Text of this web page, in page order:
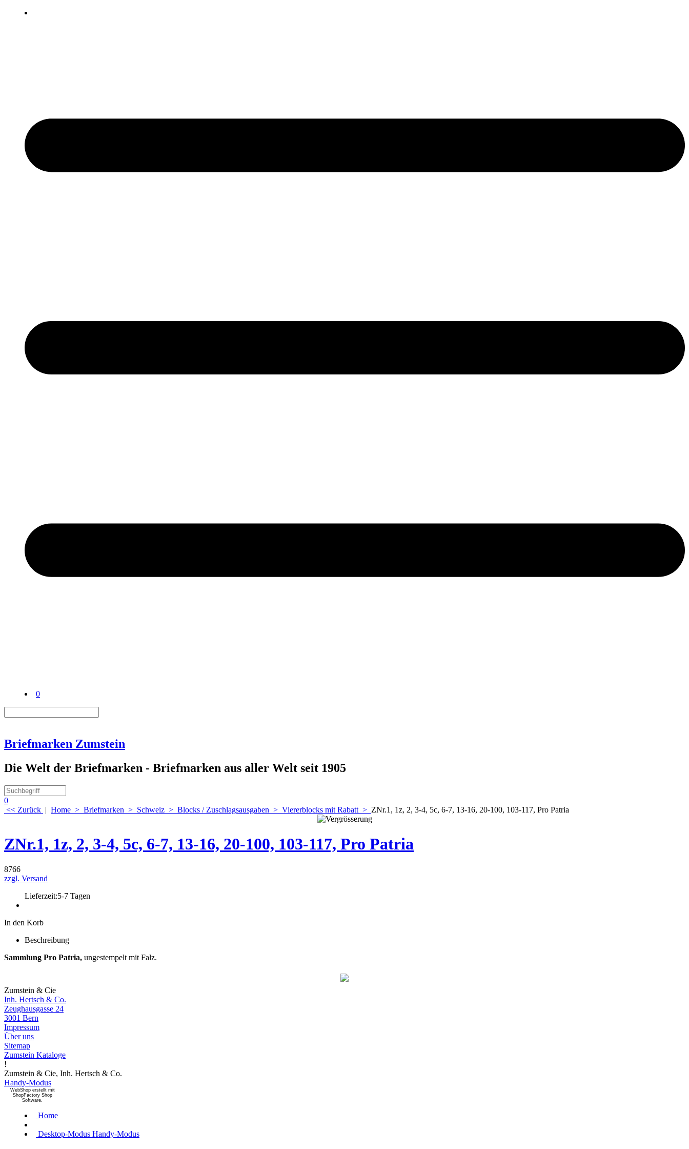
0
Briefmarken Zumstein
Die Welt der Briefmarken - Briefmarken aus aller Welt seit 1905
0
<< Zurück | Home > Briefmarken > Schweiz > Blocks / Zuschlagsausgaben > Viererblocks mit Rabatt > ZNr.1, 1z, 2, 3-4, 5c, 6-7, 13-16, 20-100, 103-117, Pro Patria
ZNr.1, 1z, 2, 3-4, 5c, 6-7, 13-16, 20-100, 103-117, Pro Patria
8766
zzgl. Versand
Lieferzeit:5-7 Tagen
In den Korb
Beschreibung
Sammlung Pro Patria, ungestempelt mit Falz.
Zumstein & Cie
Inh. Hertsch & Co.
Zeughausgasse 24
3001 Bern
Impressum
Über uns
Sitemap
Zumstein Kataloge
!
Zumstein & Cie, Inh. Hertsch & Co.
Handy-Modus
WebShop erstellt mit
ShopFactory Shop
Software.
Home
Desktop-Modus Handy-Modus